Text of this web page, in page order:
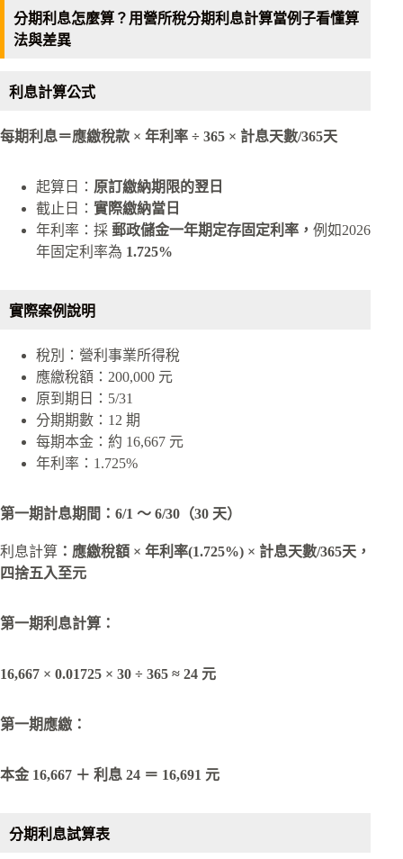
分期利息怎麼算？用營所稅分期利息計算當例子看懂算
法與差異
利息計算公式
每期利息＝應繳稅款 × 年利率 ÷ 365 × 計息天數/365天
起算日： 原訂繳納期限的翌日
截止日： 實際繳納當日
年利率：採 郵政儲金一年期定存固定利率， 例如2026
年固定利率為 1.725%
實際案例說明
稅別：營利事業所得稅
應繳稅額：200,000 元
原到期日：5/31
分期期數：12 期
每期本金：約 16,667 元
年利率：1.725%
第一期計息期間：6/1 ～ 6/30（30 天）
利息計算 ： 應繳稅額 × 年利率(1.725%) × 計息天數/365天 ，
四捨五入至元
第一期利息計算：
16,667 × 0.01725 × 30 ÷ 365 ≈ 24 元
第一期應繳：
本金 16,667 ＋ 利息 24 ＝ 16,691 元
分期利息試算表